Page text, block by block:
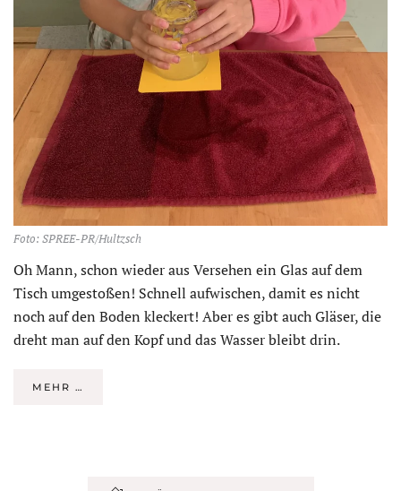
Foto: SPREE-PR/Hultzsch
Oh Mann, schon wieder aus Versehen ein Glas auf dem
Tisch umgestoßen! Schnell aufwischen, damit es nicht
noch auf den Boden kleckert! Aber es gibt auch Gläser, die
dreht man auf den Kopf und das Wasser bleibt drin.
MEHR …